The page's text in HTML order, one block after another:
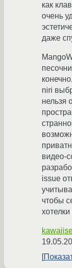
как
очень
даже
niri
нельзя
видео-
issue
чтобы